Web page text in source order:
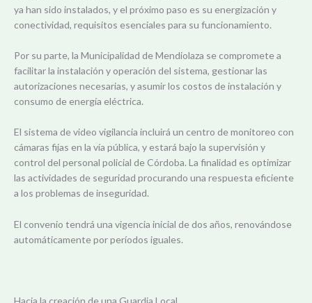
ya han sido instalados, y el próximo paso es su energización y
conectividad, requisitos esenciales para su funcionamiento.
Por su parte, la Municipalidad de Mendiolaza se compromete a
facilitar la instalación y operación del sistema, gestionar las
autorizaciones necesarias, y asumir los costos de instalación y
consumo de energía eléctrica.
El sistema de video vigilancia incluirá un centro de monitoreo con
cámaras fijas en la vía pública, y estará bajo la supervisión y
control del personal policial de Córdoba. La finalidad es optimizar
las actividades de seguridad procurando una respuesta eficiente
a los problemas de inseguridad.
El convenio tendrá una vigencia inicial de dos años, renovándose
automáticamente por períodos iguales.